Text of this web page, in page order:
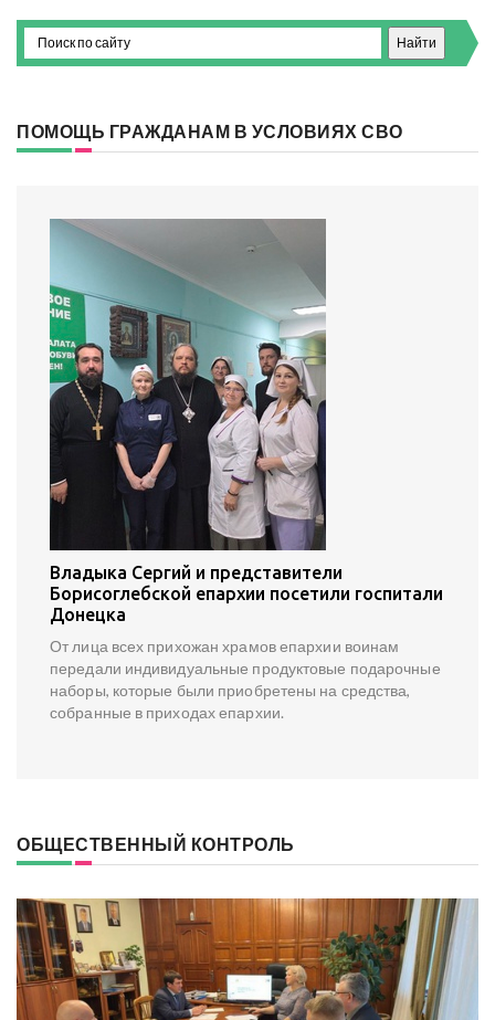
ПОМОЩЬ ГРАЖДАНАМ В УСЛОВИЯХ СВО
Владыка Сергий и представители
Борисоглебской епархии посетили госпитали
Донецка
От лица всех прихожан храмов епархии воинам
передали индивидуальные продуктовые подарочные
наборы, которые были приобретены на средства,
собранные в приходах епархии.
ОБЩЕСТВЕННЫЙ КОНТРОЛЬ